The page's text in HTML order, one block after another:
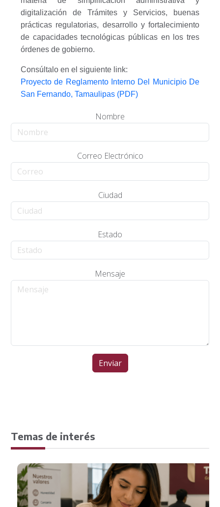
digitalización de Trámites y Servicios, buenas
prácticas regulatorias, desarrollo y fortalecimiento
de capacidades tecnológicas públicas en los tres
órdenes de gobierno.
Consúltalo en el siguiente link:
Proyecto de Reglamento Interno Del Municipio De
San Fernando, Tamaulipas (PDF)
Nombre
Correo Electrónico
Ciudad
Estado
Mensaje
Temas de interés